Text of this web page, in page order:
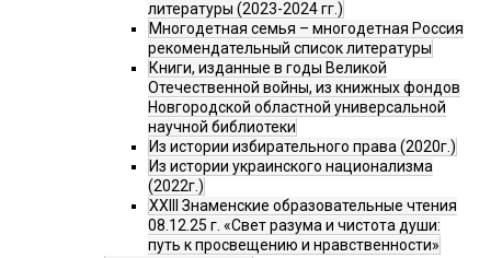
литературы (2023-2024 гг.)
Многодетная семья – многодетная Россия
рекомендательный список литературы
Книги, изданные в годы Великой
Отечественной войны, из книжных фондов
Новгородской областной универсальной
научной библиотеки
Из истории избирательного права (2020г.)
Из истории украинского национализма
(2022г.)
XXIII Знаменские образовательные чтения
08.12.25 г. «Свет разума и чистота души:
путь к просвещению и нравственности»